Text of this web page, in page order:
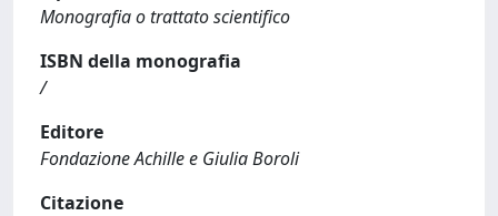
Monografia o trattato scientifico
ISBN della monografia
/
Editore
Fondazione Achille e Giulia Boroli
Citazione